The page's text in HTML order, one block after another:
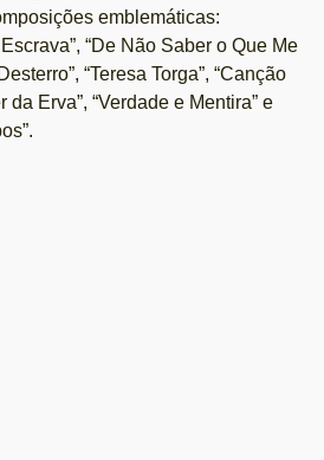
emblemáticas:
“De Não Saber o Que Me
“Teresa Torga”, “Canção
da Erva”, “Verdade e Mentira” e